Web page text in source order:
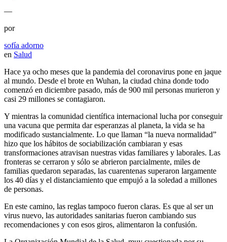
—
por
sofía adorno
en Salud
Hace ya ocho meses que la pandemia del coronavirus pone en jaque
al mundo. Desde el brote en Wuhan, la ciudad china donde todo
comenzó en diciembre pasado, más de 900 mil personas murieron y
casi 29 millones se contagiaron.
Y mientras la comunidad científica internacional lucha por conseguir
una vacuna que permita dar esperanzas al planeta, la vida se ha
modificado sustancialmente. Lo que llaman “la nueva normalidad”
hizo que los hábitos de sociabilización cambiaran y esas
transformaciones atravisan nuestras vidas familiares y laborales. Las
fronteras se cerraron y sólo se abrieron parcialmente, miles de
familias quedaron separadas, las cuarentenas superaron largamente
los 40 días y el distanciamiento que empujó a la soledad a millones
de personas.
En este camino, las reglas tampoco fueron claras. Es que al ser un
virus nuevo, las autoridades sanitarias fueron cambiando sus
recomendaciones y con esos giros, alimentaron la confusión.